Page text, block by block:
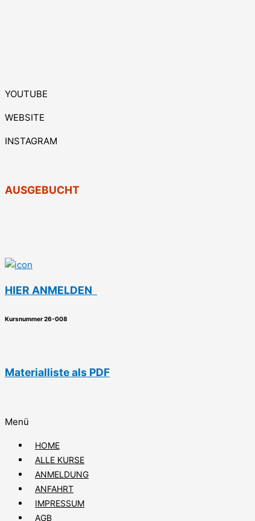
YOUTUBE
WEBSITE
INSTAGRAM
AUSGEBUCHT
HIER ANMELDEN
Kursnummer 26-008
Materialliste als PDF
Menü
HOME
ALLE KURSE
ANMELDUNG
ANFAHRT
IMPRESSUM
AGB